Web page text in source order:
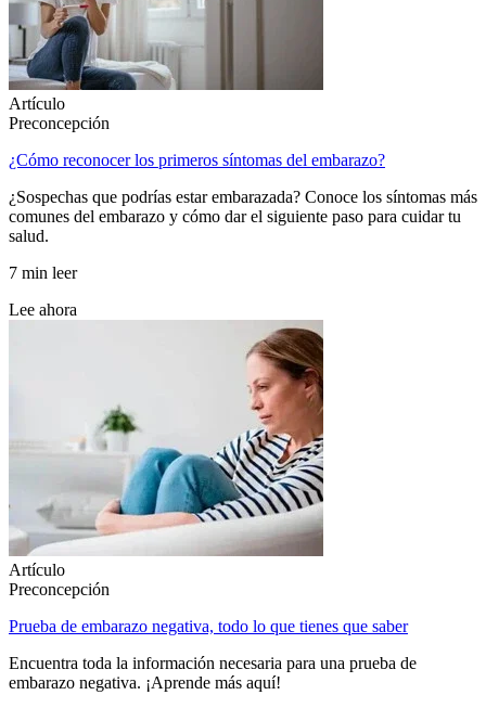
Artículo
Preconcepción
¿Cómo reconocer los primeros síntomas del embarazo?
¿Sospechas que podrías estar embarazada? Conoce los síntomas más
comunes del embarazo y cómo dar el siguiente paso para cuidar tu
salud.
7 min leer
Lee ahora
Artículo
Preconcepción
Prueba de embarazo negativa, todo lo que tienes que saber
Encuentra toda la información necesaria para una prueba de
embarazo negativa. ¡Aprende más aquí!